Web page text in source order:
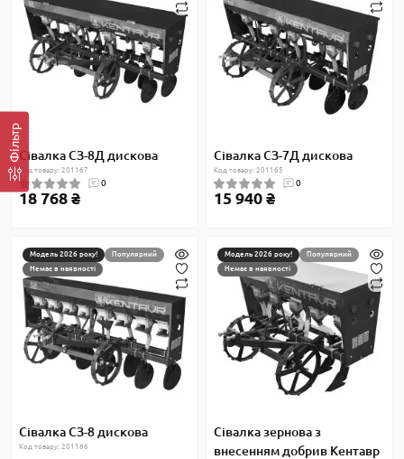
ФільтрСівалка СЗ-8Д дискова
Код товару: 201167
0
18 768 ₴
Сівалка СЗ-7Д дискова
Код товару: 201165
0
15 940 ₴
Модель 2026 року!
Популярний
Немає в наявності
Сівалка СЗ-8 дискова
Код товару: 201166
Модель 2026 року!
Популярний
Немає в наявності
Сівалка зернова з
внесенням добрив Кентавр